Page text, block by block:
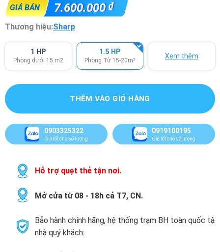
GIÁ BÁN 7.600.000₫
Thương hiệu:Sharp
1 HP
Phòng dưới 15 m2
1.5 HP
Phòng Từ 15-20m²
Xem thêm
THÊM VÀO GIỎ HÀNG
0903325322
Giá tốt cho số lượng
0919100195
Giá tốt cho số lượng
Hỗ trợ quẹt thẻ tận nơi.
Mở cửa từ 08 - 18h cả T7, CN.
Bảo hành chính hãng, hệ thống trạm BH toàn quốc tận
nhà quý khách: